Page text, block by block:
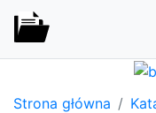
Strona główna